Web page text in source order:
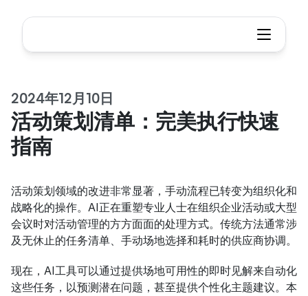
2024年12月10日
活动策划清单：完美执行快速
指南
活动策划领域的改进非常显著，手动流程已转变为组织化和
战略化的操作。AI正在重塑专业人士在组织企业活动或大型
会议时对活动管理的方方面面的处理方式。传统方法通常涉
及无休止的任务清单、手动场地选择和耗时的供应商协调。
现在，AI工具可以通过提供场地可用性的即时见解来自动化
这些任务，以预测潜在问题，甚至提供个性化主题建议。本